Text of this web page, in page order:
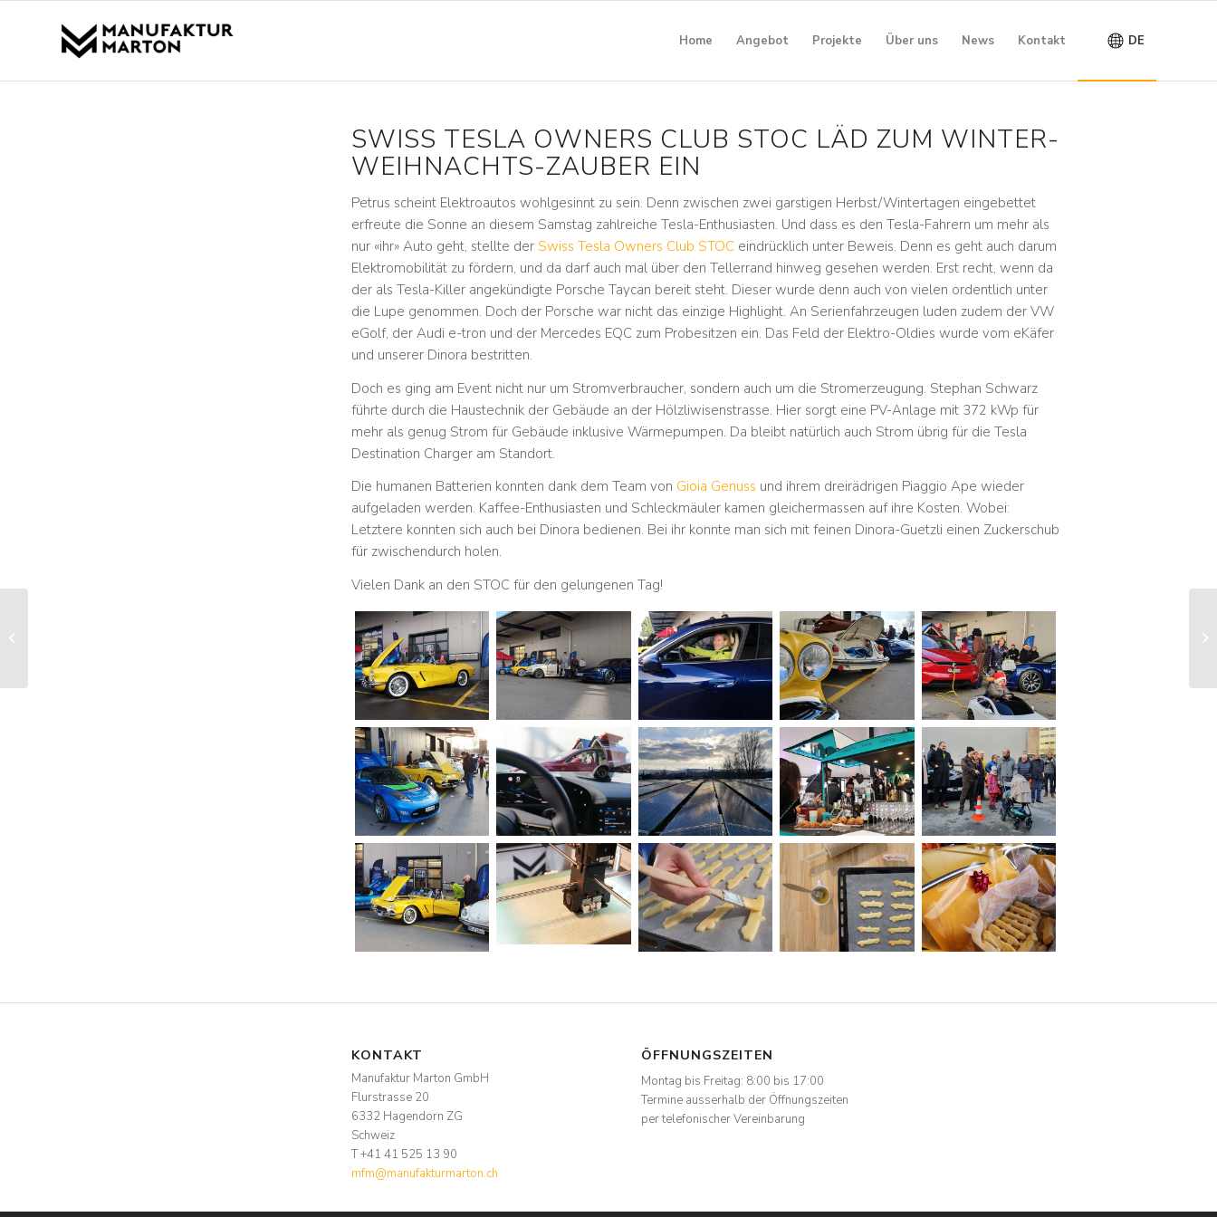
Home Angebot Projekte Über uns News Kontakt DE
SWISS TESLA OWNERS CLUB STOC LÄD ZUM WINTER-
WEIHNACHTS-ZAUBER EIN
Petrus scheint Elektroautos wohlgesinnt zu sein. Denn zwischen zwei garstigen Herbst/Wintertagen eingebettet
erfreute die Sonne an diesem Samstag zahlreiche Tesla-Enthusiasten. Und dass es den Tesla-Fahrern um mehr als
nur «ihr» Auto geht, stellte der Swiss Tesla Owners Club STOCeindrücklich unter Beweis. Denn es geht auch darum
Elektromobilität zu fördern, und da darf auch mal über den Tellerrand hinweg gesehen werden. Erst recht, wenn da
der als Tesla-Killer angekündigte Porsche Taycan bereit steht. Dieser wurde denn auch von vielen ordentlich unter
die Lupe genommen. Doch der Porsche war nicht das einzige Highlight. An Serienfahrzeugen luden zudem der VW
eGolf, der Audi e-tron und der Mercedes EQC zum Probesitzen ein. Das Feld der Elektro-Oldies wurde vom eKäfer
und unserer Dinora bestritten.
Doch es ging am Event nicht nur um Stromverbraucher, sondern auch um die Stromerzeugung. Stephan Schwarz
führte durch die Haustechnik der Gebäude an der Hölzliwisenstrasse. Hier sorgt eine PV-Anlage mit 372 kWp für
mehr als genug Strom für Gebäude inklusive Wärmepumpen. Da bleibt natürlich auch Strom übrig für die Tesla
Destination Charger am Standort.
Die humanen Batterien konnten dank dem Team von Gioia Genuss und ihrem dreirädrigen Piaggio Ape wieder
aufgeladen werden. Kaffee-Enthusiasten und Schleckmäuler kamen gleichermassen auf ihre Kosten. Wobei:
Letztere konnten sich auch bei Dinora bedienen. Bei ihr konnte man sich mit feinen Dinora-Guetzli einen Zuckerschub
für zwischendurch holen.
Vielen Dank an den STOC für den gelungenen Tag!
KONTAKT
Manufaktur Marton GmbH
Flurstrasse 20
6332 Hagendorn ZG
Schweiz
T +41 41 525 13 90
mfm@manufakturmarton.ch
ÖFFNUNGSZEITEN
Montag bis Freitag: 8:00 bis 17:00
Termine ausserhalb der Öffnungszeiten
per telefonischer Vereinbarung